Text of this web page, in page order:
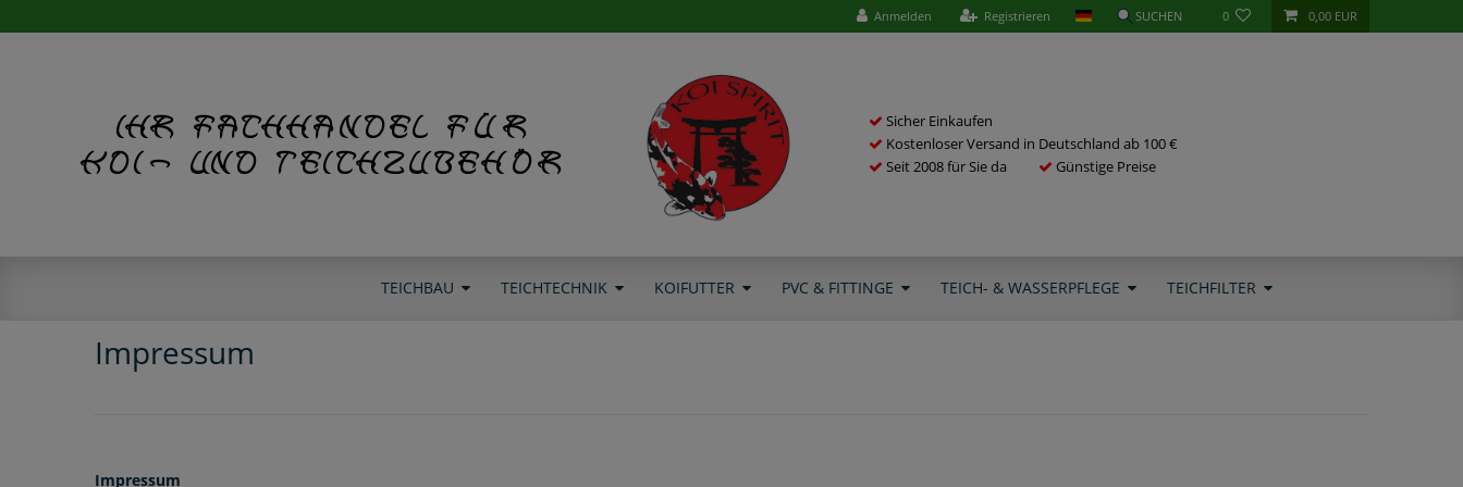
Anmelden Registrieren 0 0,00 EUR
Ihr Fachhandel für
Koi- und Teichzubehör
Sicher Einkaufen
Kostenloser Versand in Deutschland ab 100 €
Seit 2008 für Sie da
Günstige Preise
TEICHBAU TEICHTECHNIK KOIFUTTER PVC & FITTINGE TEICH- & WASSERPFLEGE TEICHFILTER
Impressum
Impressum